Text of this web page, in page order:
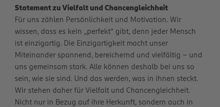
Statement zu Vielfalt und Chancengleichheit
Für uns zählen Persönlichkeit und Motivation. Wir
wissen, dass es kein „perfekt“ gibt, denn jeder Mensch
ist einzigartig. Die Einzigartigkeit macht unser
Miteinander spannend, bereichernd und vielfältig – und
uns gemeinsam stark. Alle können deshalb bei uns so
sein, wie sie sind. Und das werden, was in ihnen steckt.
Wir stehen daher für Vielfalt und Chancengleichheit.
Nicht nur in Bezug auf ihre Herkunft, sondern auch in